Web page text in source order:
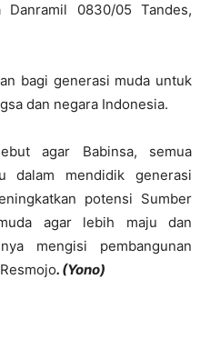
Danramil 0830/05 Tandes,
bagi generasi muda untuk
dan negara Indonesia.
agar Babinsa, semua
dalam mendidik generasi
potensi Sumber
agar lebih maju dan
mengisi pembangunan
. (Yono)